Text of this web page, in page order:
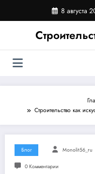
содержимому
8 августа
Строительство как
Блог Monolit56_ru
0 Комментарии